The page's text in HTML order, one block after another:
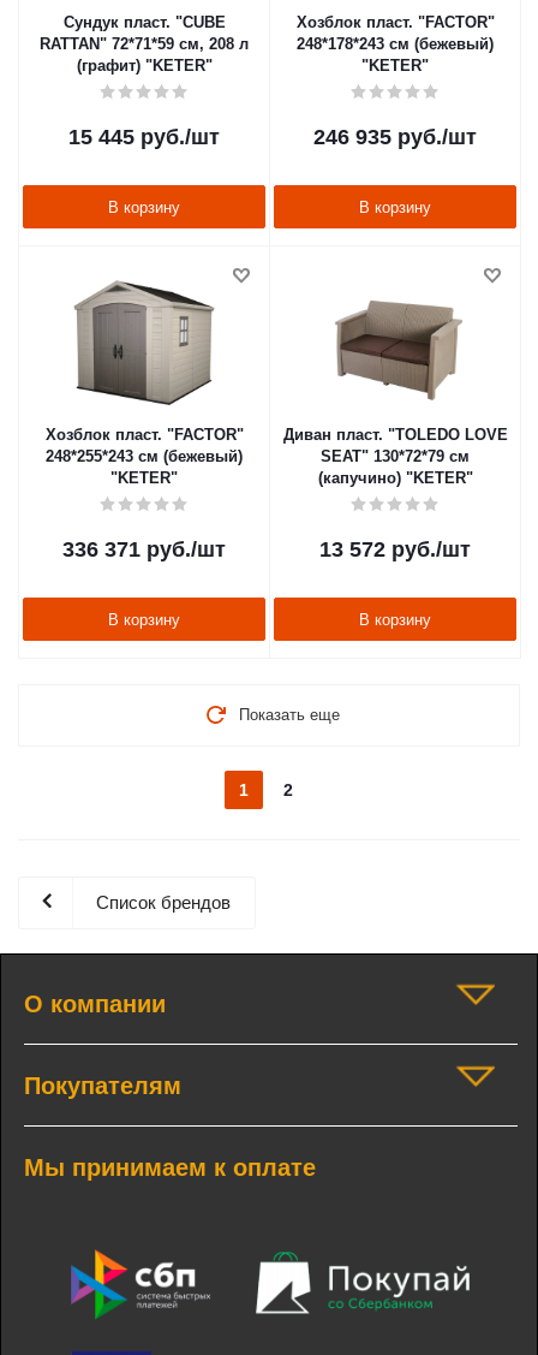
Сундук пласт. "CUBE
RATTAN" 72*71*59 см, 208 л
(графит) "KETER"
15 445 руб./шт
В корзину
Хозблок пласт. "FACTOR"
248*178*243 см (бежевый)
"KETER"
246 935 руб./шт
В корзину
Хозблок пласт. "FACTOR"
248*255*243 см (бежевый)
"KETER"
336 371 руб./шт
В корзину
Диван пласт. "TOLEDO LOVE
SEAT" 130*72*79 см
(капучино) "KETER"
13 572 руб./шт
В корзину
Показать еще
1 2
Список брендов
О компании
Покупателям
Мы принимаем к оплате